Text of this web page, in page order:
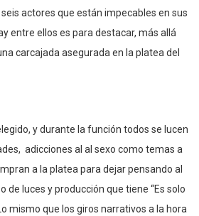
actores que están impecables en sus
entre ellos es para destacar, más allá
carcajada asegurada en la platea del
y durante la función todos se lucen
adicciones al al sexo como temas a
a la platea para dejar pensando al
de luces y producción que tiene “Es solo
mismo que los giros narrativos a la hora